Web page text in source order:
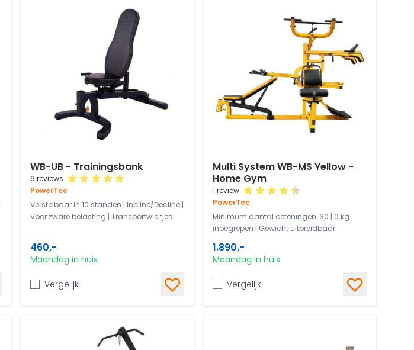
6 reviews
WB-UB - Trainingsbank
PowerTec
Verstelbaar in 10 standen | Incline/Decline |
Voor zware belasting | Transportwieltjes
460,-
Maandag in huis
Vergelijk
1 review
Multi System WB-MS Yellow -
Home Gym
PowerTec
Minimum aantal oefeningen: 30 | 0 kg
inbegrepen | Gewicht uitbreidbaar
1.890,-
Maandag in huis
Vergelijk